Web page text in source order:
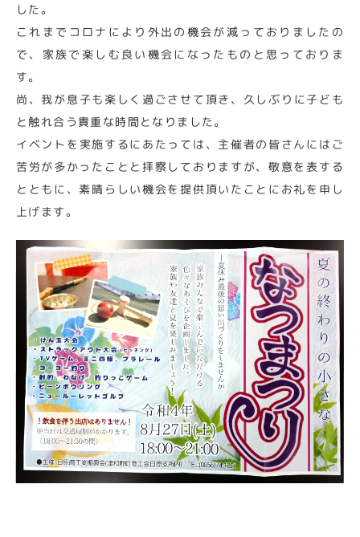
した。
これまでコロナにより外出の機会が減っておりましたの
で、家族で楽しむ良い機会になったものと思っておりま
す。
尚、我が息子も楽しく過ごさせて頂き、久しぶりに子ども
と触れ合う貴重な時間となりました。
イベントを実施するにあたっては、主催者の皆さんにはご
苦労が多かったことと拝察しておりますが、敬意を表する
とともに、素晴らしい機会を提供頂いたことにお礼を申し
上げます。